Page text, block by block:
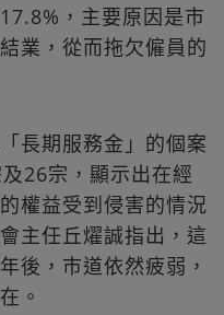
，主要原因是市
業，從而拖欠僱員的
長期服務金」的個案
26宗，顯示出在經
權益受到侵害的情況
主任丘燿誠指出，這
後，市道依然疲弱，
。